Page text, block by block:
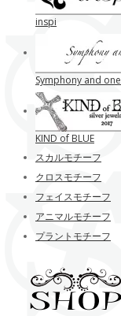
inspi
Symphony and one
KIND of BLUE
スカルモチーフ
クロスモチーフ
フェイスモチーフ
アニマルモチーフ
プラントモチーフ